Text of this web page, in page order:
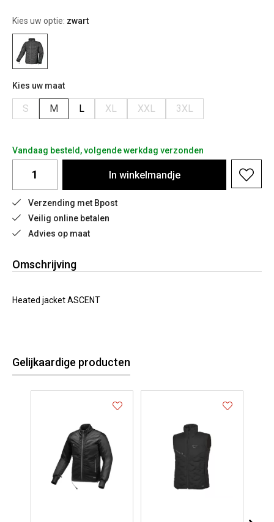
Kies uw optie: zwart
Kies uw maat
S M L XL XXL 3XL
Vandaag besteld, volgende werkdag verzonden
In winkelmandje
Verzending met Bpost
Veilig online betalen
Advies op maat
Omschrijving
Heated jacket ASCENT
Gelijkaardige producten